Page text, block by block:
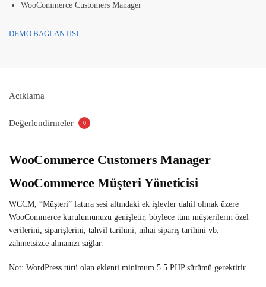
WooCommerce Customers Manager
DEMO BAĞLANTISI
Açıklama
Değerlendirmeler 0
WooCommerce Customers Manager
WooCommerce Müşteri Yöneticisi
WCCM, “Müşteri” fatura sesi altındaki ek işlevler dahil olmak üzere
WooCommerce kurulumunuzu genişletir, böylece tüm müşterilerin özel
verilerini, siparişlerini, tahvil tarihini, nihai sipariş tarihini vb.
zahmetsizce almanızı sağlar.
Not: WordPress türü olan eklenti minimum 5.5 PHP sürümü gerektirir.